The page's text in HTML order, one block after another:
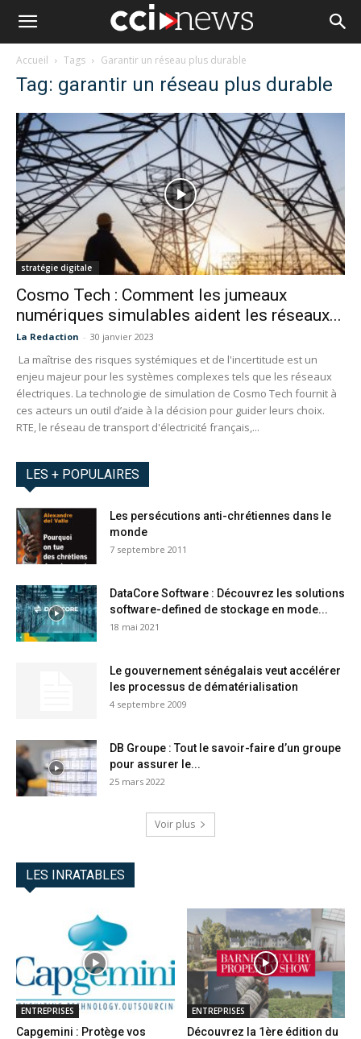
Accueil Tags Garantir un réseau plus durable
Tag: garantir un réseau plus durable
stratégie digitale
Cosmo Tech : Comment les jumeaux
numériques simulables aident les réseaux...
La Redaction - 30 janvier 2023
La maîtrise des risques systémiques et de l'incertitude est un
enjeu majeur pour les systèmes complexes tels que les réseaux
électriques. La technologie de simulation de Cosmo Tech fournit à
ces acteurs un outil d’aide à la décision pour guider leurs choix.
RTE, le réseau de transport d'électricité français,...
LES + POPULAIRES
Les persécutions anti-chrétiennes dans le
monde
7 septembre 2011
DataCore Software : Découvrez les solutions
software-defined de stockage en mode...
18 mai 2021
Le gouvernement sénégalais veut accélérer
les processus de dématérialisation
4 septembre 2009
DB Groupe : Tout le savoir-faire d’un groupe
pour assurer le...
25 mars 2022
Voir plus
LES INRATABLES
ENTREPRISES
Capgemini : Protège vos
ENTREPRISES
Découvrez la 1ère édition du